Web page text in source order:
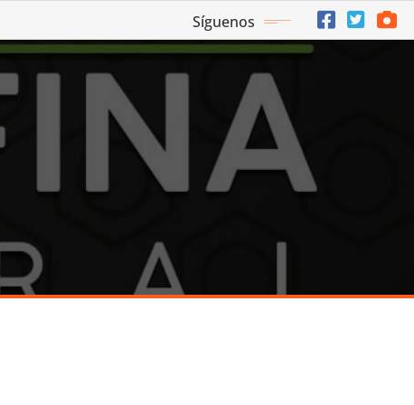
Síguenos